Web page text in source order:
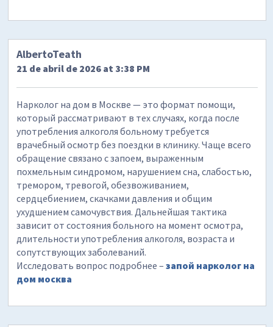
AlbertoTeath
21 de abril de 2026 at 3:38 PM
Нарколог на дом в Москве — это формат помощи,
который рассматривают в тех случаях, когда после
употребления алкоголя больному требуется
врачебный осмотр без поездки в клинику. Чаще всего
обращение связано с запоем, выраженным
похмельным синдромом, нарушением сна, слабостью,
тремором, тревогой, обезвоживанием,
сердцебиением, скачками давления и общим
ухудшением самочувствия. Дальнейшая тактика
зависит от состояния больного на момент осмотра,
длительности употребления алкоголя, возраста и
сопутствующих заболеваний.
Исследовать вопрос подробнее –запой нарколог на
дом москва